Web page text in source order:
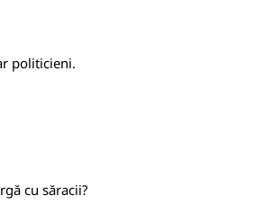
politicieni.
cu săracii?